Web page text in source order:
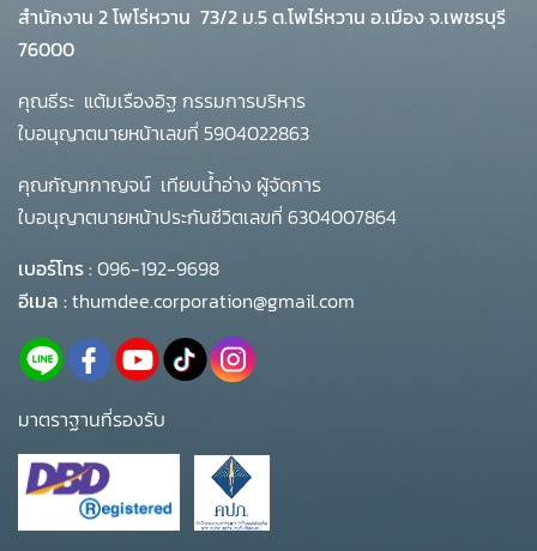
สำนักงาน 2 โพโร่หวาน 73/2 ม.5 ต.โพไร่หวาน อ.เมือง จ.เพชรบุรี
76000
คุณธีระ แต้มเรืองอิฐ กรรมการบริหาร
ใบอนุญาตนายหน้าเลขที่ 5904022863
คุณกัญทกาญจน์ เทียบน้ำอ่าง ผู้จัดการ
ใบอนุญาตนายหน้าประกันชีวิตเลขที่ 6304007864
เบอร์โทร :096-192-9698
อีเมล :thumdee.corporation@gmail.com
มาตราฐานที่รองรับ